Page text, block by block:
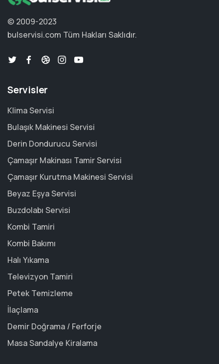
© 2009-2023
bulservisi.com Tüm Hakları Saklıdır.
Servisler
Klima Servisi
Bulaşık Makinesi Servisi
Derin Dondurucu Servisi
Çamaşır Makinası Tamir Servisi
Çamaşır Kurutma Makinesi Servisi
Beyaz Eşya Servisi
Buzdolabı Servisi
Kombi Tamiri
Kombi Bakımı
Halı Yıkama
Televizyon Tamiri
Petek Temizleme
İlaçlama
Demir Doğrama / Ferforje
Masa Sandalye Kiralama